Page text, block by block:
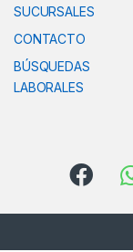
SUCURSALES
CONTACTO
BÚSQUEDAS
LABORALES